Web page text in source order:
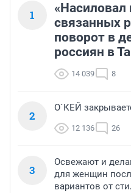
1
«Насиловал
связанных
поворот в
россиян в
14 039 8
2
О`КЕЙ
12 136 26
3
Освежают и
для женщин
вариантов от